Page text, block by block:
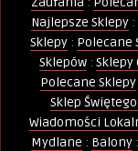
Najlepsze Sklepy :
Sklepy: Polecane
Sklepów: Sklepy
Polecane Sklepy
Sklep
Wiadomości
Mydlane : Balony: